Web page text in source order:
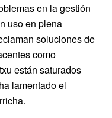
en la gestión
uso en plena
soluciones de
como
están saturados
lamentado el